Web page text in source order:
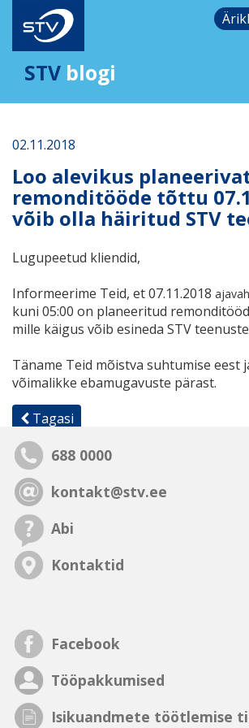
STV blogi
02.11.2018
Loo alevikus
remonditööde tõttu
võib olla häiritud STV
Lugupeetud kliendid,
Informeerime Teid, et 07.11.2018
kuni 05:00 on planeeritud
mille käigus võib esineda STV
Täname Teid mõistva suhtumise eest
võimalikke ebamugavuste pärast.
Tagasi
688 0000
kontakt@stv.ee
Abi
Kontaktid
Facebook
Tööpakkumised
Isikuandmete töötlemise